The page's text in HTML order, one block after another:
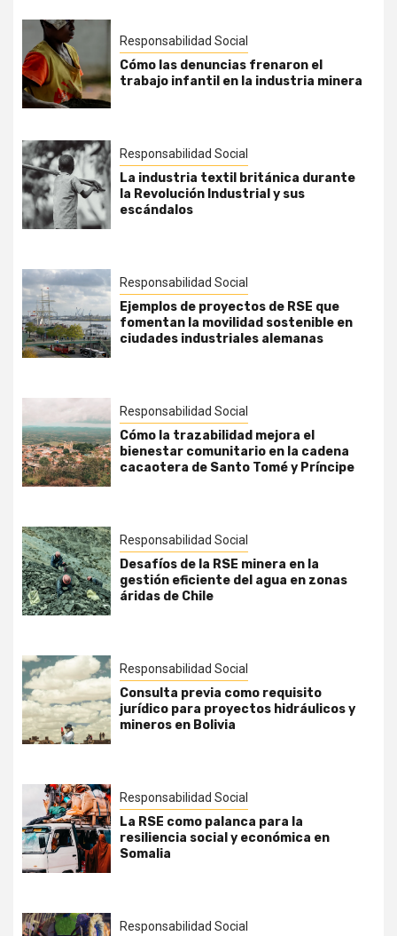
Responsabilidad Social
Cómo las denuncias frenaron el
trabajo infantil en la industria minera
Responsabilidad Social
La industria textil británica durante
la Revolución Industrial y sus
escándalos
Responsabilidad Social
Ejemplos de proyectos de RSE que
fomentan la movilidad sostenible en
ciudades industriales alemanas
Responsabilidad Social
Cómo la trazabilidad mejora el
bienestar comunitario en la cadena
cacaotera de Santo Tomé y Príncipe
Responsabilidad Social
Desafíos de la RSE minera en la
gestión eficiente del agua en zonas
áridas de Chile
Responsabilidad Social
Consulta previa como requisito
jurídico para proyectos hidráulicos y
mineros en Bolivia
Responsabilidad Social
La RSE como palanca para la
resiliencia social y económica en
Somalia
Responsabilidad Social